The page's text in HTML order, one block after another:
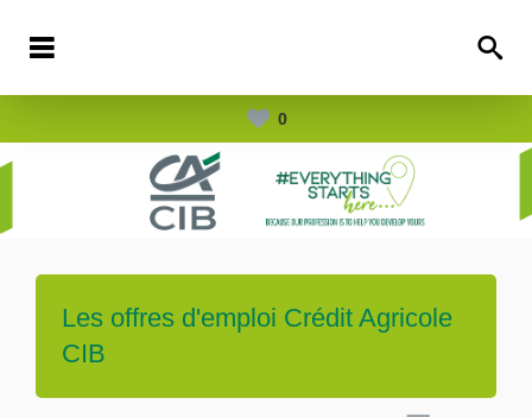
0
Les offres d'emploi Crédit Agricole
CIB